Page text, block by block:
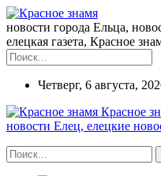
новости города Ельца,
елецкая газета, Красное
Четверг, 6 августа,
Красное
новости Елец, елецкие